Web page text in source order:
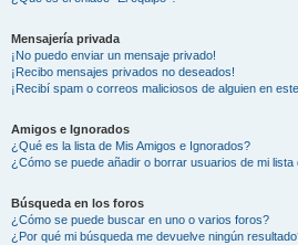
Mensajería privada
¡No puedo enviar un mensaje privado!
¡Recibo mensajes privados no deseados!
¡Recibí spam o correos maliciosos de alguien en
Amigos e Ignorados
¿Qué es la lista de Mis Amigos e Ignorados?
¿Cómo se puede añadir o borrar usuarios de mi lista
Búsqueda en los foros
¿Cómo se puede buscar en uno o varios foros?
¿Por qué mi búsqueda me devuelve ningún